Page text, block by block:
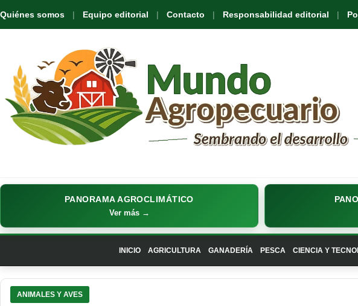
Quiénes somos Equipo editorial Contacto Responsabilidad editorial
PANORAMA AGROCLIMÁTICO
Ver más →
INICIO AGRICULTURA GANADERÍA PESCA CIENCIA Y
ANIMALES Y AVES